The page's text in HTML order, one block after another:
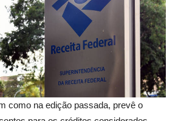
como na edição passada, prevê o